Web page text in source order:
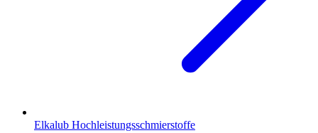
Elkalub Hochleistungsschmierstoffe